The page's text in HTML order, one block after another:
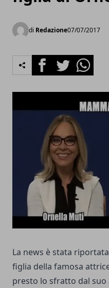
di Redazione07/07/2017
FacebookTwitterWhatsapp
La news è stata
figlia della famosa
presto lo sfratto dal